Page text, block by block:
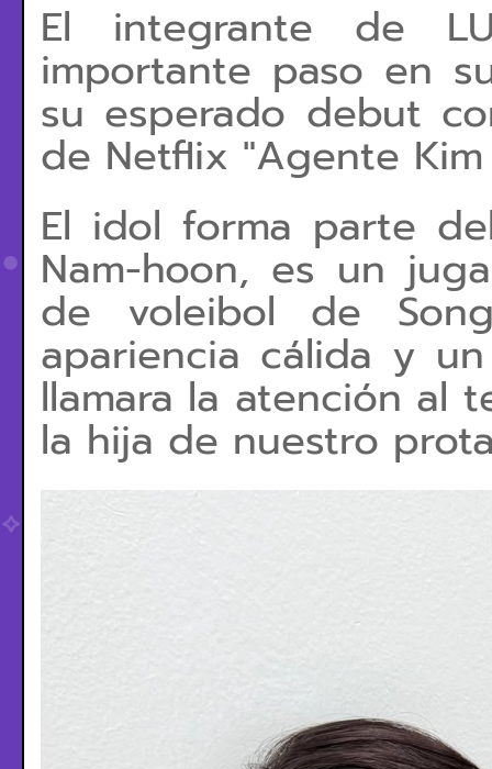
El integrante de
importante paso en
su esperado debut
de Netflix "Agente
El idol forma parte
Nam-hoon, es un
de voleibol de
apariencia cálida y
llamara la atención al
la hija de nuestro